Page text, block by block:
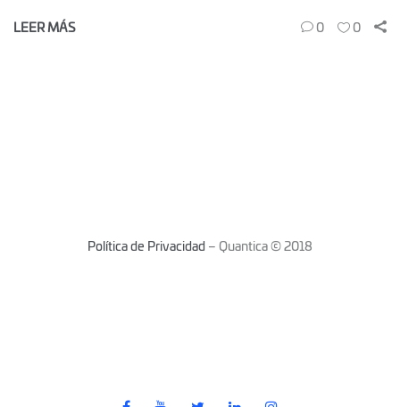
LEER MÁS 0 0
Política de Privacidad – Quantica © 2018